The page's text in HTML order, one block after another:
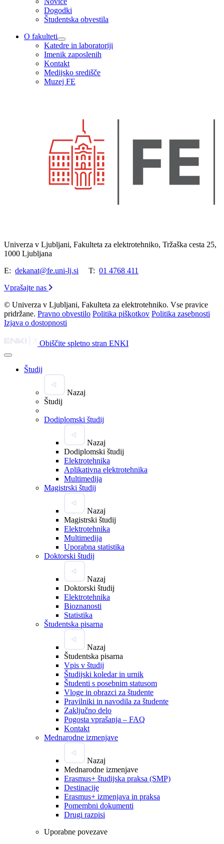
Dogodki
Študentska obvestila
O fakulteti
Katedre in laboratoriji
Imenik zaposlenih
Kontakt
Medijsko središče
Muzej FE
Univerza v Ljubljani, Fakulteta za elektrotehniko, Tržaška cesta 25,
1000 Ljubljana
E: dekanat@fe.uni-lj.si T: 01 4768 411
Vprašajte nas
© Univerza v Ljubljani, Fakulteta za elektrotehniko. Vse pravice
pridržane. Pravno obvestilo Politika piškotkov Politika zasebnosti
Izjava o dostopnosti
Obiščite spletno stran ENKI
Študij
Nazaj
Študij
Dodiplomski študij
Nazaj
Dodiplomski študij
Elektrotehnika
Aplikativna elektrotehnika
Multimedija
Magistrski študij
Nazaj
Magistrski študij
Elektrotehnika
Multimedija
Uporabna statistika
Doktorski študij
Nazaj
Doktorski študij
Elektrotehnika
Bioznanosti
Statistika
Študentska pisarna
Nazaj
Študentska pisarna
Vpis v študij
Študijski koledar in urnik
Študenti s posebnim statusom
Vloge in obrazci za študente
Pravilniki in navodila za študente
Zaključno delo
Pogosta vprašanja – FAQ
Kontakt
Mednarodne izmenjave
Nazaj
Mednarodne izmenjave
Erasmus+ študijska praksa (SMP)
Destinacije
Erasmus+ izmenjava in praksa
Pomembni dokumenti
Drugi razpisi
Uporabne povezave